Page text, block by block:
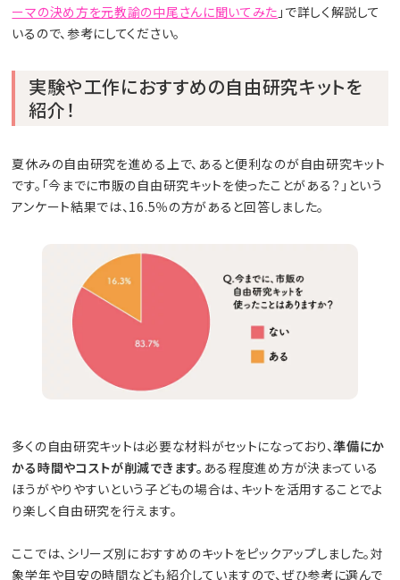
ーマの決め方を元教諭の中尾さんに聞いてみた 」で詳しく解説して
いるので、参考にしてください。
実験や工作におすすめの自由研究キットを
紹介！
夏休みの自由研究を進める上で、あると便利なのが自由研究キット
です。「今までに市販の自由研究キットを使ったことがある？」という
アンケート結果では、16.5％の方があると回答しました。
多くの自由研究キットは必要な材料がセットになっており、準備にか
かる時間やコストが削減できます。 ある程度進め方が決まっている
ほうがやりやすいという子どもの場合は、キットを活用することでよ
り楽しく自由研究を行えます。
ここでは、シリーズ別におすすめのキットをピックアップしました。対
象学年や目安の時間なども紹介していますので、ぜひ参考に選んで